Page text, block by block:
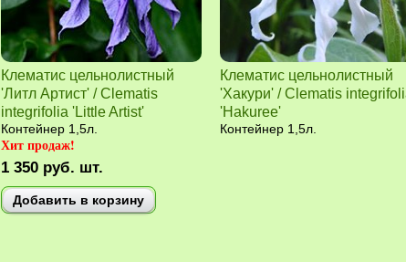
Клематис цельнолистный
'Литл Артист' / Clematis
integrifolia 'Little Artist'
Контейнер 1,5л.
Хит продаж!
1 350 руб. шт.
Добавить в корзину
Клематис цельнолистный
'Хакури' / Clematis
'Hakuree'
Контейнер 1,5л.